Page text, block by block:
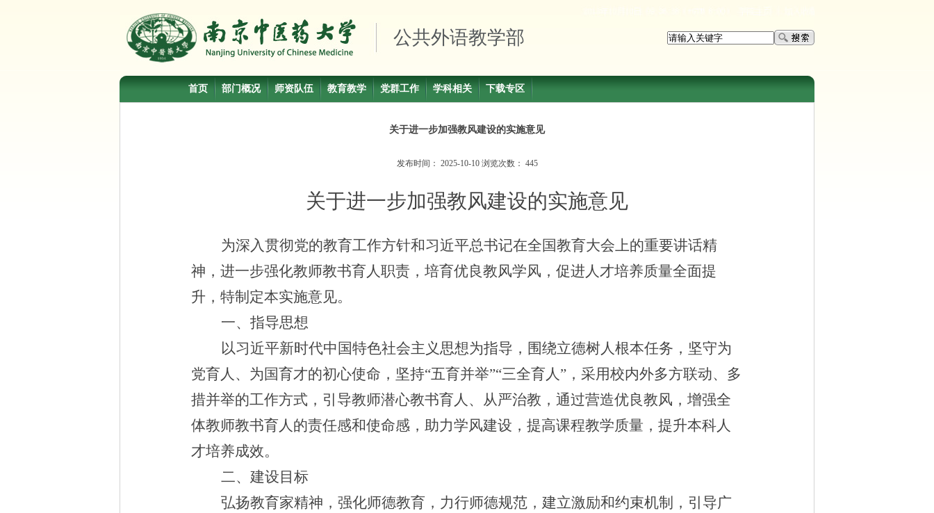
公共外语教学部
首页 部门概况 师资队伍 教育教学 党群工作 学科相关 下载专区
关于进一步加强教风建设的实施意见
发布时间： 2025-10-10 浏览次数： 445
关于进一步加强教风建设的实施意见
为深入贯彻党的教育工作方针和习近平总书记在全国教育大会上的重要讲话精
神，进一步强化教师教书育人职责，培育优良教风学风，促进人才培养质量全面提
升，特制定本实施意见。
一、指导思想
以习近平新时代中国特色社会主义思想为指导，围绕立德树人根本任务，坚守为
党育人、为国育才的初心使命，坚持“五育并举”“三全育人”，采用校内外多方联动、多
措并举的工作方式，引导教师潜心教书育人、从严治教，通过营造优良教风，增强全
体教师教书育人的责任感和使命感，助力学风建设，提高课程教学质量，提升本科人
才培养成效。
二、建设目标
弘扬教育家精神，强化师德教育，力行师德规范，建立激励和约束机制，引导广